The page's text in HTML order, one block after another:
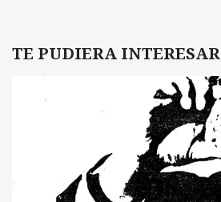
TE PUDIERA INTERESAR